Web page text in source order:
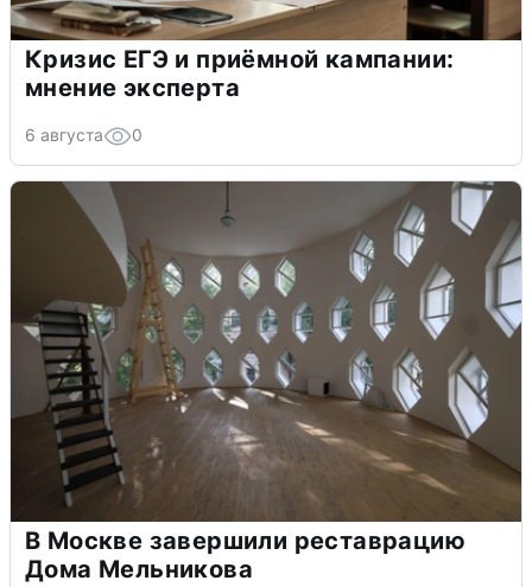
Кризис ЕГЭ и приёмной кампании:
мнение эксперта
6 августа 0
В Москве завершили реставрацию
Дома Мельникова